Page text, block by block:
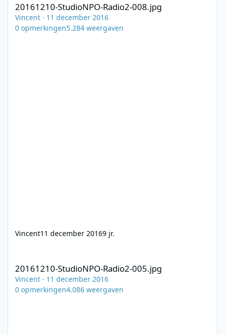
20161210-StudioNPO-Radio2-008.jpg
Vincent · 11 december 2016
0 opmerkingen5.284 weergaven
Vincent11 december 20169 jr.
20161210-StudioNPO-Radio2-005.jpg
Vincent · 11 december 2016
0 opmerkingen4.086 weergaven